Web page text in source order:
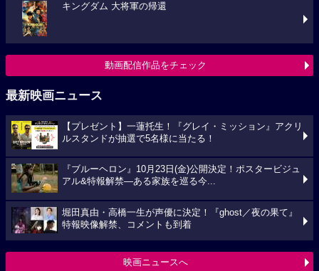
キングダム 大将軍の帰還
動画配信作品をチェック
最新映画ニュース
【プレゼント】一蓮托生！『グレイ・ミッション』アクリ
ルスタンドが抽選で5名様に当たる！
『ブルーヘロン』10月23日(金)公開決定！ポスタービジュ
アル&特報解禁―ある家族を巡る今...
堀田真由・高橋一生が声優に決定！『ghost／夜の果て』
特報映像解禁、コメントも到着
映画ニュースへ